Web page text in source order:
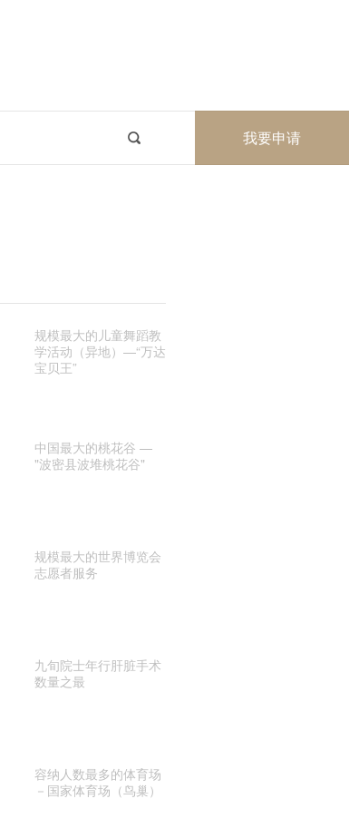
我要申请
规模最大的儿童舞蹈教
学活动（异地）—“万达
宝贝王”
中国最大的桃花谷 —
"波密县波堆桃花谷"
规模最大的世界博览会
志愿者服务
九旬院士年行肝脏手术
数量之最
容纳人数最多的体育场
－国家体育场（鸟巢）